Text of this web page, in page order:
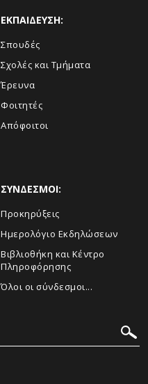
ΕΚΠΑΙΔΕΥΣΗ:
Σπουδές
Σχολές και Τμήματα
Έρευνα
Φοιτητές
Απόφοιτοι
ΣΥΝΔΕΣΜΟΙ:
Προκηρύξεις
Ημερολόγιο Εκδηλώσεων
Βιβλιοθήκη και Κέντρο
Πληροφόρησης
Όλοι οι σύνδεσμοι...